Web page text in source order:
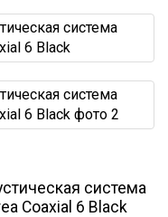
система
Coaxial 6 Black